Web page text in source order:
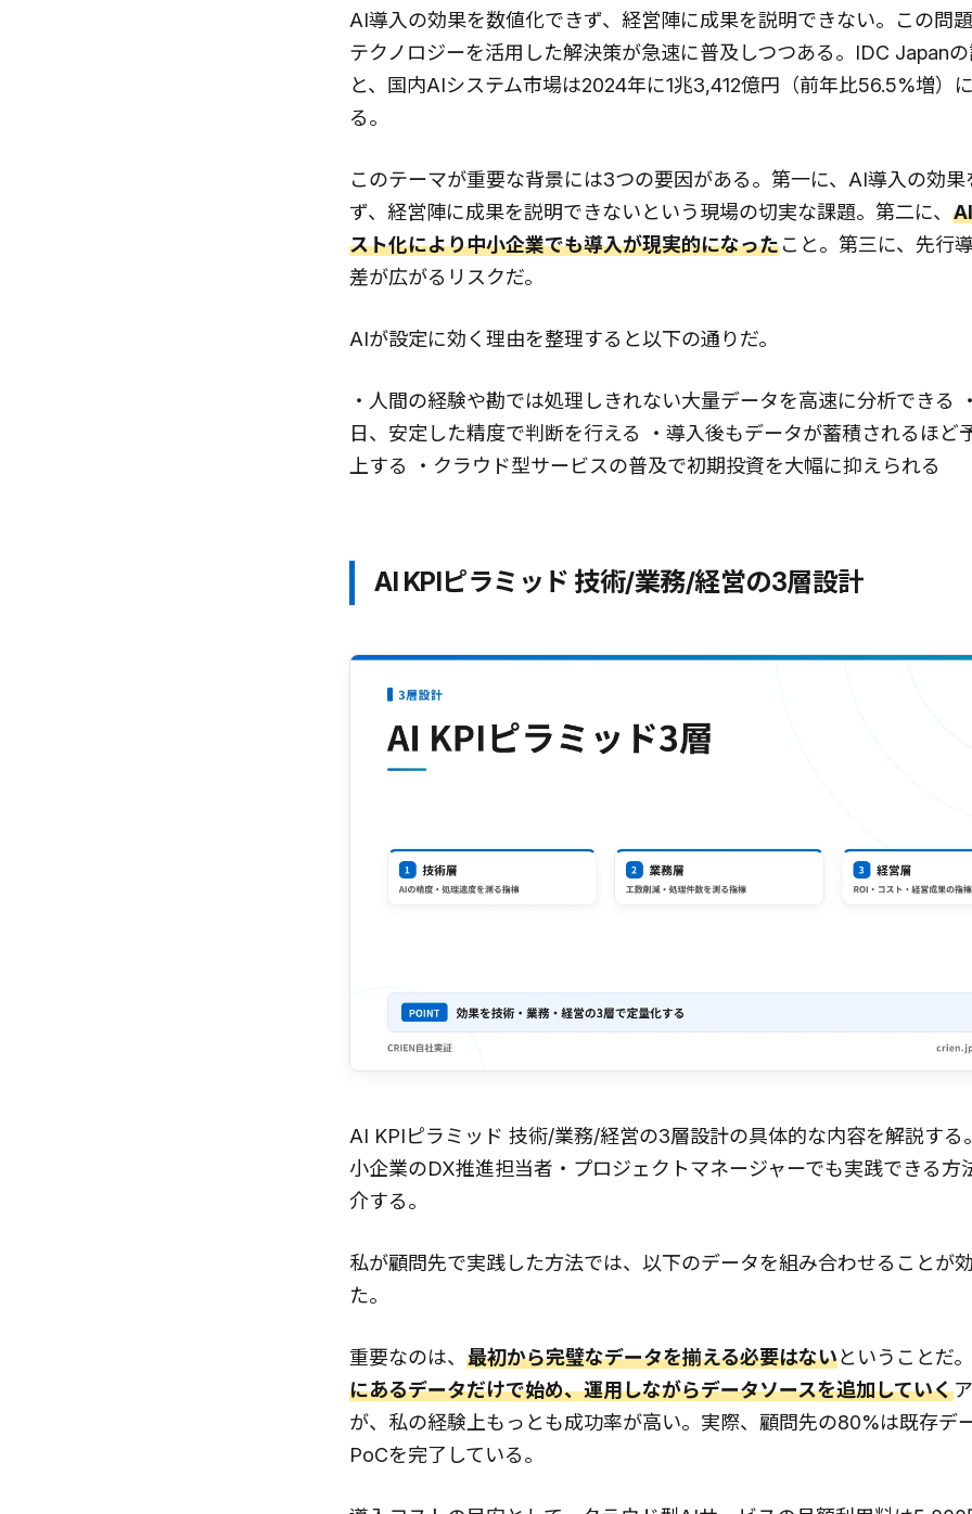
AI導入の効果を数値化できず、経営陣に成果を説明できない。この問
テクノロジーを活用した解決策が急速に普及しつつある。IDC Japan
と、国内AIシステム市場は2024年に1兆3,412億円（前年比56.5%増）
る。
このテーマが重要な背景には3つの要因がある。第一に、AI導入の効
ず、経営陣に成果を説明できないという現場の切実な課題。第二に、
スト化により中小企業でも導入が現実的になったこと。第三に、先行
差が広がるリスクだ。
AIが設定に効く理由を整理すると以下の通りだ。
・人間の経験や勘では処理しきれない大量データを高速に分析できる
日、安定した精度で判断を行える ・導入後もデータが蓄積されるほど
上する ・クラウド型サービスの普及で初期投資を大幅に抑えられる
AI KPIピラミッド 技術/業務/経営の3層設計
AI KPIピラミッド 技術/業務/経営の3層設計の具体的な内容を解説する
小企業のDX推進担当者・プロジェクトマネージャーでも実践できる方
介する。
私が顧問先で実践した方法では、以下のデータを組み合わせることが
た。
重要なのは、 最初から完璧なデータを揃える必要はないということだ
にあるデータだけで始め、運用しながらデータソースを追加していく
が、私の経験上もっとも成功率が高い。実際、顧問先の80%は既存デ
PoCを完了している。